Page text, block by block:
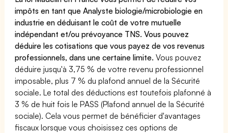
impôts en tant que Analyste biologie/microbiologie en
industrie en déduisant le coût de votre mutuelle
indépendant et/ou prévoyance TNS. Vous pouvez
déduire les cotisations que vous payez de vos revenus
professionnels, dans une certaine limite.Vous pouvez
déduire jusqu'à 3,75 % de votre revenu professionnel
imposable, plus 7 % du plafond annuel de la Sécurité
sociale. Le total des déductions est toutefois plafonné à
3 % de huit fois le PASS (Plafond annuel de la Sécurité
sociale). Cela vous permet de bénéficier d'avantages
fiscaux lorsque vous choisissez ces options de